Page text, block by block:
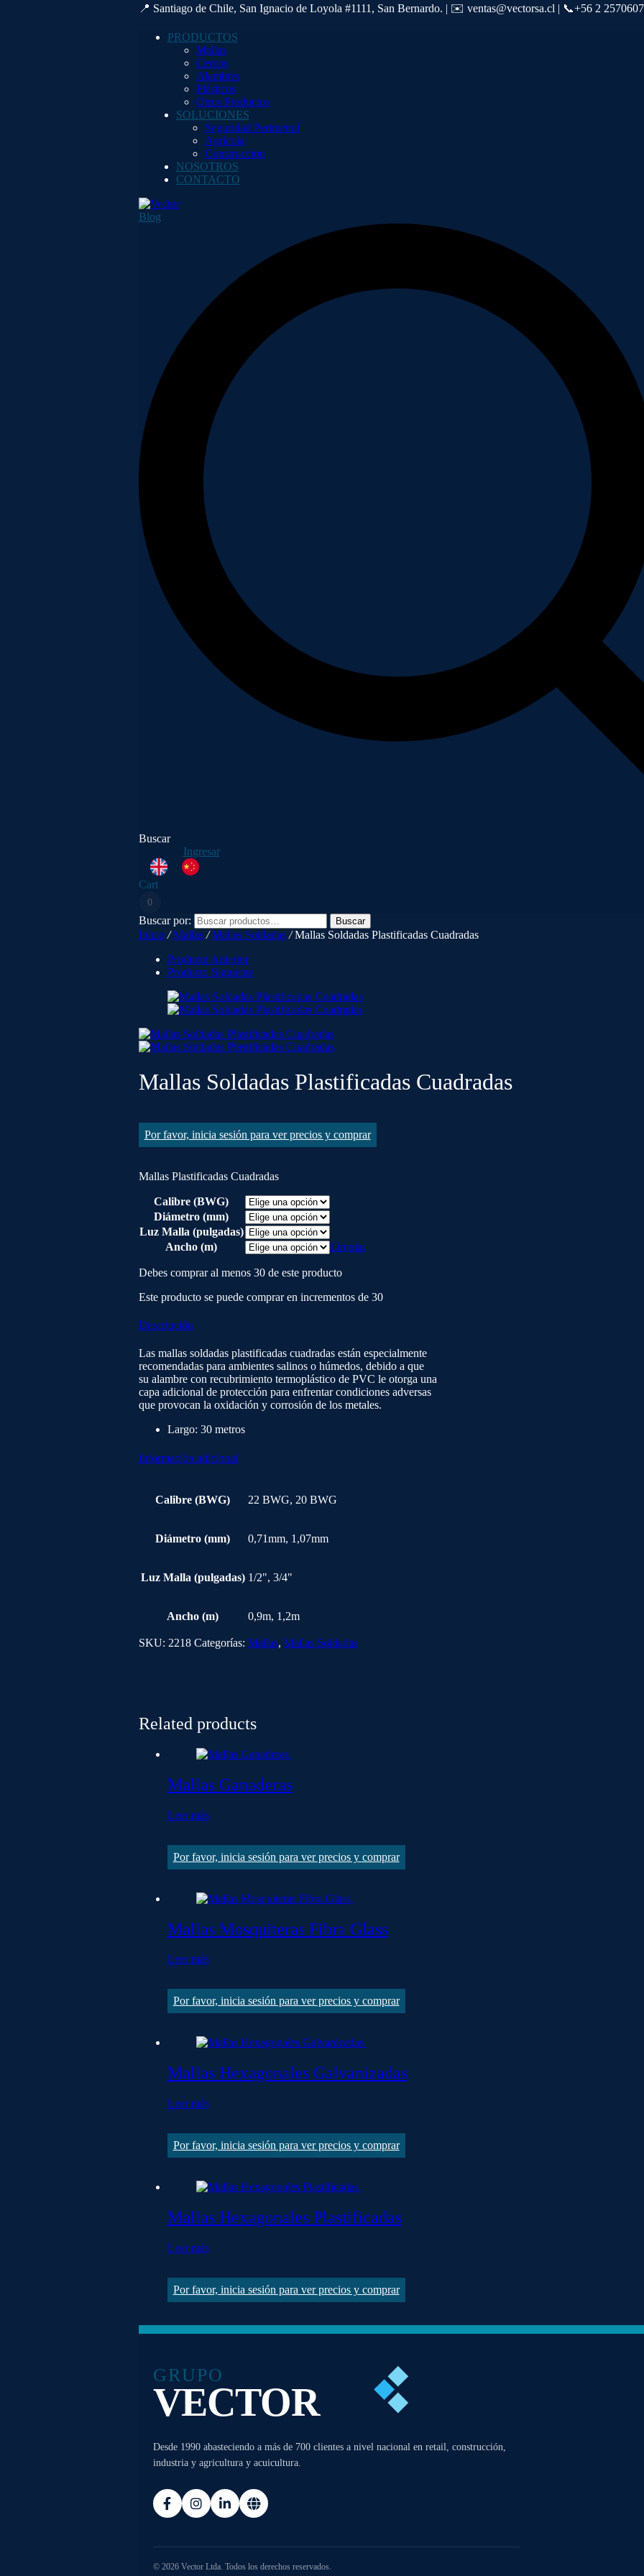
📍 Santiago de Chile, San Ignacio de Loyola #1111, San Bernardo. | ✉️ ventas@vectorsa.cl | 📞+56 2
PRODUCTOS
Mallas
Cercos
Alambres
Plásticos
Otros Productos
SOLUCIONES
Seguridad Perimetral
Agrícola
Construccion
NOSOTROS
CONTACTO
Blog
Buscar
Ingresar
Cart
0
Buscar por: Buscar
Inicio / Mallas / Mallas Soldadas /Mallas Soldadas Plastificadas Cuadradas
Producto Anterior
Producto Siguiente
Mallas Soldadas Plastificadas Cuadradas
Por favor, inicia sesión para ver precios y comprar
Mallas Plastificadas Cuadradas
Calibre (BWG)
Diámetro (mm)
Luz Malla (pulgadas)
Ancho (m)
Limpiar
Debes comprar al menos 30 de este producto
Este producto se puede comprar en incrementos de 30
Descripción
Las mallas soldadas plastificadas cuadradas están especialmente
recomendadas para ambientes salinos o húmedos, debido a que
su alambre con recubrimiento termoplástico de PVC le otorga una
capa adicional de protección para enfrentar condiciones adversas
que provocan la oxidación y corrosión de los metales.
Largo: 30 metros
Información adicional
Calibre (BWG) 22 BWG, 20 BWG
Diámetro (mm) 0,71mm, 1,07mm
Luz Malla (pulgadas) 1/2", 3/4"
Ancho (m) 0,9m, 1,2m
SKU: 2218 Categorías: Mallas, Mallas Soldadas
Related products
Mallas Ganaderas
Leer más
Por favor, inicia sesión para ver precios y comprar
Mallas Mosquiteras Fibra Glass
Leer más
Por favor, inicia sesión para ver precios y comprar
Mallas Hexagonales Galvanizadas
Leer más
Por favor, inicia sesión para ver precios y comprar
Mallas Hexagonales Plastificadas
Leer más
Por favor, inicia sesión para ver precios y comprar
GRUPO
VECTOR
Desde 1990 abasteciendo a más de 700 clientes a nivel nacional en retail, construcción,
industria y agricultura y acuicultura.
© 2026 Vector Ltda. Todos los derechos reservados.